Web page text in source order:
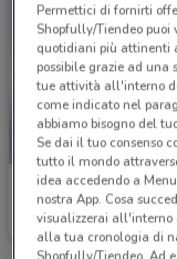
TIM
Scade il 30/08
Permettici di fornirti
Shopfully/Tiendeo puoi
quotidiani più attinenti
possibile grazie ad
tue attività all'interno
come indicato nel
abbiamo bisogno del
Se dai il tuo consenso
tutto il mondo
idea accedendo a
nostra App. Cosa
visualizzerai all'interno
alla tua cronologia di